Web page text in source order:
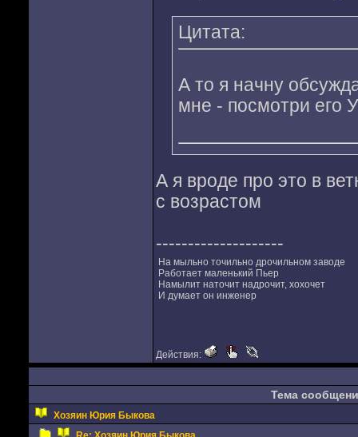
Цитата:
А то я начну
мне - посмотри его
А я вроде про это в
с возрастом
--------------------
На мыльно точильно дрочильном заводе
Работает маленький Пьер
Намылит наточит надрочит, хохочет
И думает он инженер
Действия:
Тема
Хозяин Юрия Быкова